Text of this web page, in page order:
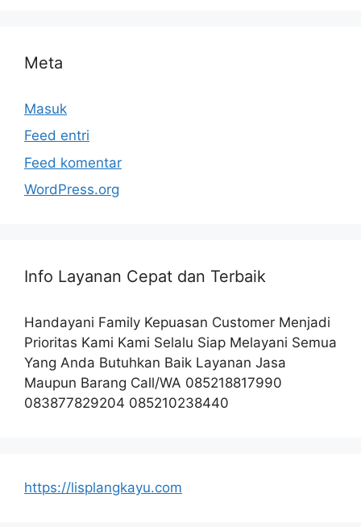
Meta
Masuk
Feed entri
Feed komentar
WordPress.org
Info Layanan Cepat dan Terbaik
Handayani Family Kepuasan Customer Menjadi
Prioritas Kami Kami Selalu Siap Melayani Semua
Yang Anda Butuhkan Baik Layanan Jasa
Maupun Barang Call/WA 085218817990
083877829204 085210238440
https://lisplangkayu.com